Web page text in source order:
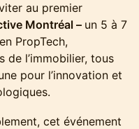
au premier
Montréal – un 5 à 7
PropTech,
de l’immobilier, tous
pour l’innovation et
cet événement